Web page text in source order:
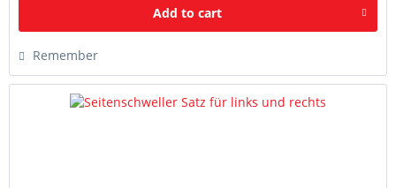
Add to cart
Remember